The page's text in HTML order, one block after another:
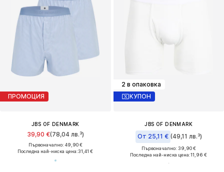
ПРОМОЦИЯ
JBS OF DENMARK
39,90 €(78,04 лв.³)
Първоначално: 49,90 €
Последна най-ниска цена:31,41 €
2 в опаковка
КУПОН
JBS OF DENMARK
От 25,11 € (49,11 лв.³)
Първоначално: 39,90 €
Последна най-ниска цена:11,96 €